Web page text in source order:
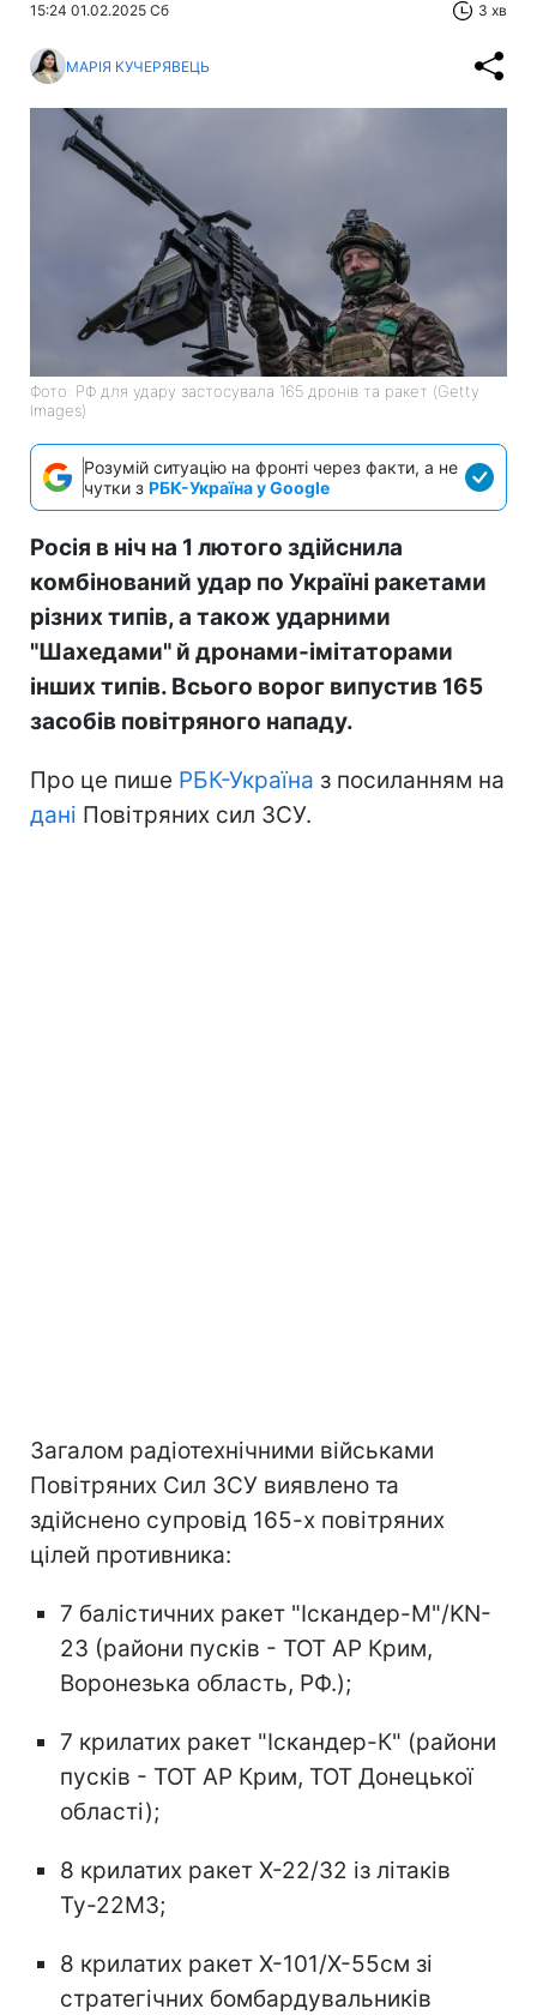
15:24 01.02.2025 Сб 3 хв
МАРІЯ КУЧЕРЯВЕЦЬ
Фото: РФ для удару застосувала 165 дронів та ракет (Getty
Images)
Розумій ситуацію на фронті через факти, а не
чутки з РБК-Україна у Google
Росія в ніч на 1 лютого здійснила
комбінований удар по Україні ракетами
різних типів, а також ударними
"Шахедами" й дронами-імітаторами
інших типів. Всього ворог випустив 165
засобів повітряного нападу.
Про це пише РБК-Україна з посиланням на
дані Повітряних сил ЗСУ.
Загалом радіотехнічними військами
Повітряних Сил ЗСУ виявлено та
здійснено супровід 165-х повітряних
цілей противника:
7 балістичних ракет "Іскандер-М"/KN-
23 (райони пусків - ТОТ АР Крим,
Воронезька область, РФ.);
7 крилатих ракет "Іскандер-К" (райони
пусків - ТОТ АР Крим, ТОТ Донецької
області);
8 крилатих ракет Х-22/32 із літаків
Ту-22М3;
8 крилатих ракет Х-101/Х-55см зі
стратегічних бомбардувальників